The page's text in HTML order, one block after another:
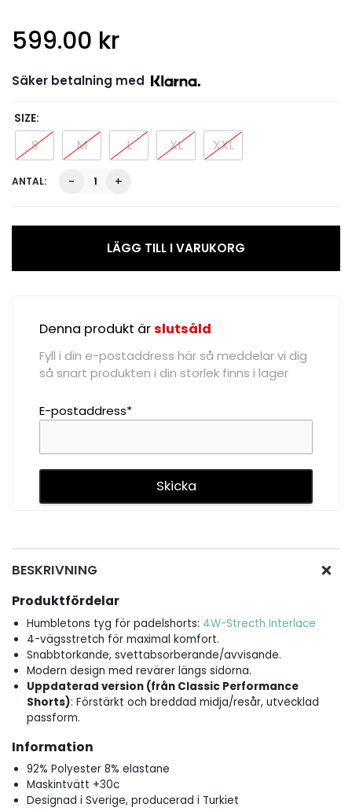
599.00 kr
Säker betalning med
SIZE
M
S L XL XXL
-Stryker
Shorts,
Signature
+
LÄGG TILL I VARUKORG
Denna produkt ärslutsåld
Fyll i din e-postaddress här så meddelar vi dig
så snart produkten i din storlek finns i lager
E-postaddress*
BESKRIVNING
Produktfördelar
Humbletons tyg för padelshorts: 4W-Strecth Interlace
4-vägsstretch för maximal komfort.
Snabbtorkande, svettabsorberande/avvisande.
Modern design med revärer längs sidorna.
Uppdaterad version (från Classic Performance
Shorts): Förstärkt och breddad midja/resår, utvecklad
passform.
Information
92% Polyester 8% elastane
Maskintvätt +30c
Designad i Sverige, producerad i Turkiet